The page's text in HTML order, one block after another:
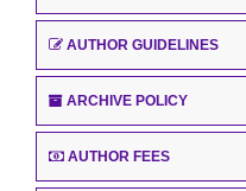
AUTHOR GUIDELINES
ARCHIVE POLICY
AUTHOR FEES